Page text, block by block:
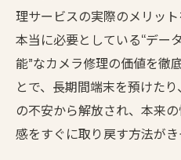
理サービスの実際のメリッ
本当に必要としている“デー
能”なカメラ修理の価値を徹
とで、長期間端末を預けた
の不安から解放され、本来
感をすぐに取り戻す方法がき